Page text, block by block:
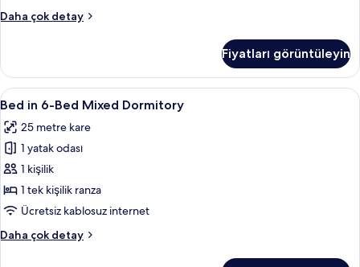
görün
Daha çok detay
Family
Children)
hakkında
daha
detay
Fiyatları görüntüleyin
Bed
in
6-
Bed
Mixed
Dormitory
için
fotoğrafları
Odada kasa, masa, ücretsiz kablosuz
5
Bed in 6-Bed Mixed Dormitory
25 metre kare
1 yatak odası
1 kişilik
1 tek kişilik ranza
Ücretsiz kablosuz internet
Daha çok detay
Bed